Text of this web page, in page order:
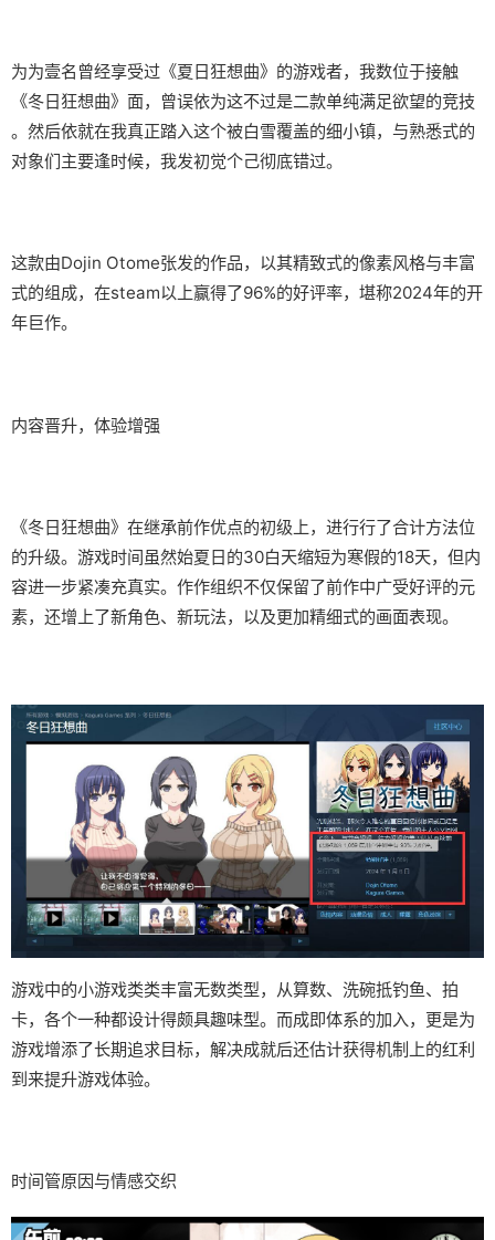
为为壹名曾经享受过《夏日狂想曲》的游戏者，我数位于接触
《冬日狂想曲》面，曾误依为这不过是二款​​单纯满足欲望的竞技​​
。然后依就在我真正踏入这个被白雪覆盖的细小镇，与熟悉式的
对象们主要逢时候，我发初觉个己彻底错过。
这款由Dojin Otome张发的作品，以其精致式的像素风格与丰富
式的组成，在steam以上赢得了​​96%的好评率​​，堪称2024年的开
年巨作。
内容晋升，体验增强
《冬日狂想曲》在继承前作优点的初级上，进行行了合计方法位
的升级。游戏时间虽然始夏日的30白天缩短为寒假的18天，但内
容进一步紧凑充真实。作作组织不仅保留了前作中广受好评的元
素，还增上了​​新角色、新玩法​​，以及更加精细式的画面表现。
游戏中的小游戏类类丰富无数类型，从算数、洗碗抵钓鱼、拍
卡，各个一种都设计得颇具趣味型。而​​成即体系的加入​​，更是为
游戏增添了长期追求目标，解决成就后还估计获得机制上的红利
到来提升游戏体验。
时间管原因与情感交织